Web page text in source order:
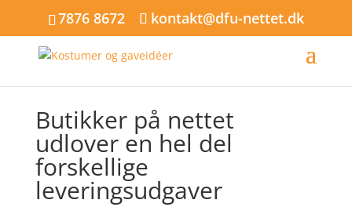
7876 8672 kontakt@dfu-nettet.dk
Butikker på nettet
udlover en hel del
forskellige
leveringsudgaver